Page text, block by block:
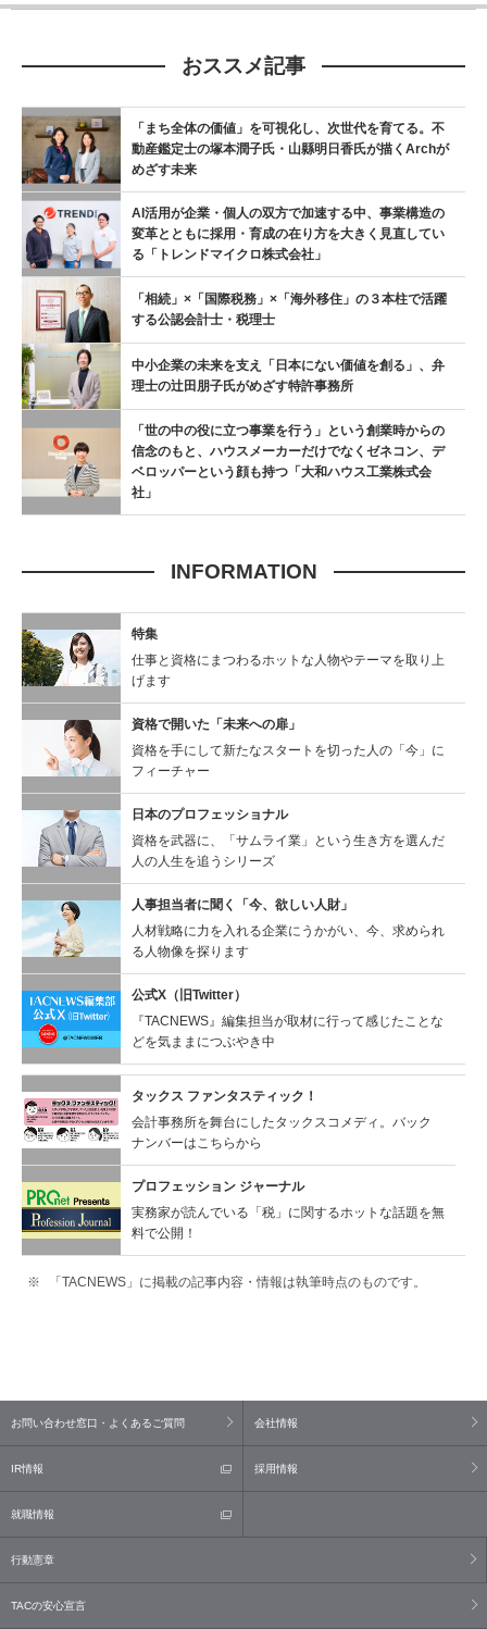
おススメ記事
「まち全体の価値」を可視化し、次世代を育てる。不
動産鑑定士の塚本潤子氏・山縣明日香氏が描くArchが
めざす未来
AI活用が企業・個人の双方で加速する中、事業構造の
変革とともに採用・育成の在り方を大きく見直してい
る「トレンドマイクロ株式会社」
「相続」×「国際税務」×「海外移住」の３本柱で活躍
する公認会計士・税理士
中小企業の未来を支え「日本にない価値を創る」、弁
理士の辻󠄀田朋子氏がめざす特許事務所
「世の中の役に立つ事業を行う」という創業時からの
信念のもと、ハウスメーカーだけでなくゼネコン、デ
ベロッパーという顔も持つ「大和ハウス工業株式会
社」
INFORMATION
特集
仕事と資格にまつわるホットな人物やテーマを取り上
げます
資格で開いた「未来への扉」
資格を手にして新たなスタートを切った人の「今」に
フィーチャー
日本のプロフェッショナル
資格を武器に、「サムライ業」という生き方を選んだ
人の人生を追うシリーズ
人事担当者に聞く
「今、欲しい人財」
人材戦略に力を入れる企業にうかがい、今、求められ
る人物像を探ります
公式X（旧Twitter）
『TACNEWS』編集担当が取材に行って感じたことな
どを気ままにつぶやき中
タックス ファンタスティック！
会計事務所を舞台にしたタックスコメディ。バック
ナンバーはこちらから
プロフェッション ジャーナル
実務家が読んでいる「税」に関するホットな話題を無
料で公開！
「TACNEWS」に掲載の記事内容・情報は執筆時点のものです。
お問い合わせ窓口・よくあるご質問 会社情報
IR情報 採用情報
就職情報
行動憲章
TACの安心宣言